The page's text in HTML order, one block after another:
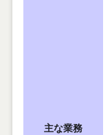
主な業務